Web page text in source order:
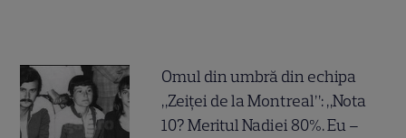
Omul din umbră din echipa
„Zeiței de la Montreal”: „Nota
10? Meritul Nadiei 80%. Eu –